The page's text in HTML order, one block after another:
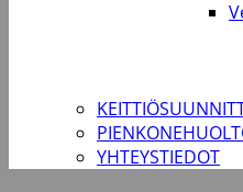
YHTEYSTIEDOT